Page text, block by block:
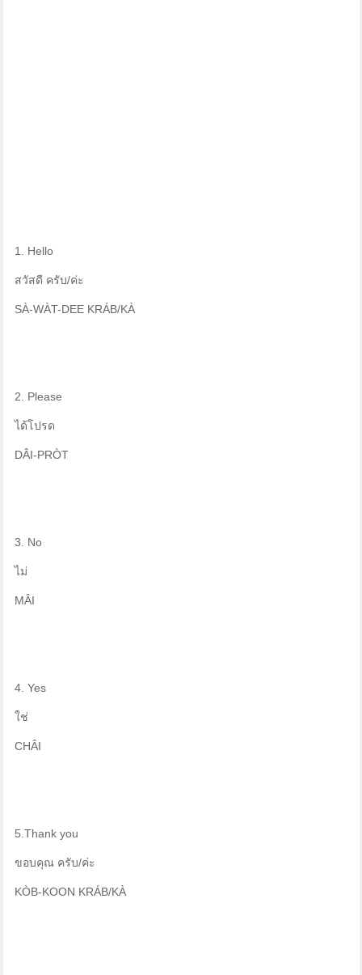
1. Hello
สวัสดี ครับ/ค่ะ
SÀ-WÀT-DEE KRÁB/KÀ
2. Please
ได้โปรด
DÂI-PRÒT
3. No
ไม่
MÂI
4. Yes
ใช่
CHÂI
5.Thank you
ขอบคุณ ครับ/ค่ะ
KÒB-KOON KRÁB/KÀ